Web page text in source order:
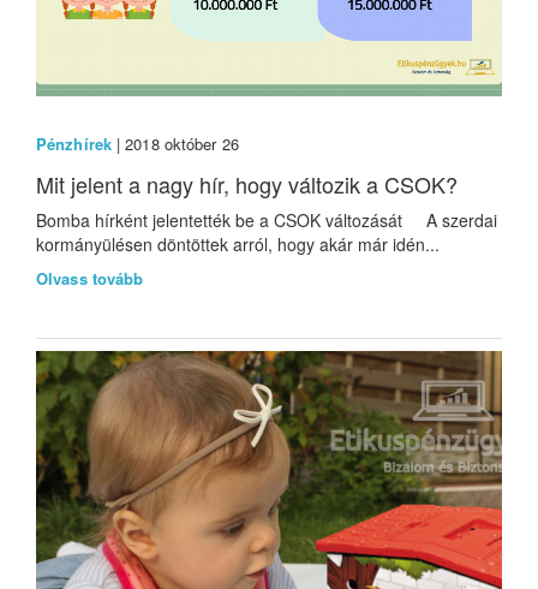
Pénzhírek| 2018 október 26
Mit jelent a nagy hír, hogy változik a CSOK?
Bomba hírként jelentették be a CSOK változását A szerdai
kormányülésen döntöttek arról, hogy akár már idén...
Olvass tovább